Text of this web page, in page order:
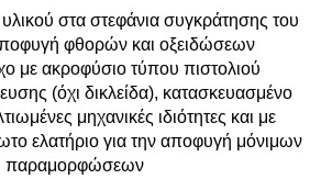
στα στεφάνια συγκράτησης του
φθορών και οξειδώσεων
με ακροφύσιο τύπου πιστολιού
(όχι δικλείδα), κατασκευασμένο
μηχανικές ιδιότητες και με
ελατήριο για την αποφυγή μόνιμων
παραμορφώσεων